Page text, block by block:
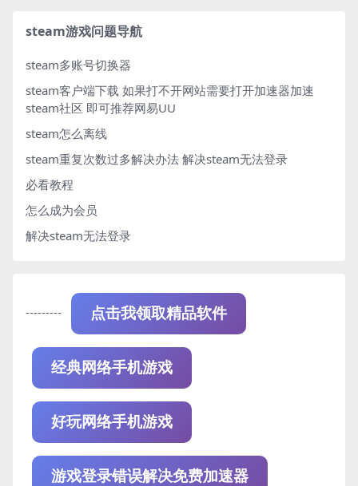
steam游戏问题导航
steam多账号切换器
steam客户端下载 如果打不开网站需要打开加速器加速
steam社区 即可推荐网易UU
steam怎么离线
steam重复次数过多解决办法 解决steam无法登录
必看教程
怎么成为会员
解决steam无法登录
--------- 点击我领取精品软件
经典网络手机游戏
好玩网络手机游戏
游戏登录错误解决免费加速器